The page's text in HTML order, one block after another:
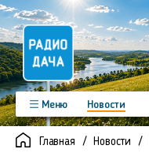
Меню
Новости
Программы
Подкасты
Новинки
Фото
Видео
Главная Новости